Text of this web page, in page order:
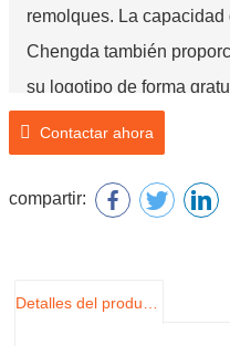
remolques. La
Chengda también
su logotipo de forma
Contactar ahora
compartir: